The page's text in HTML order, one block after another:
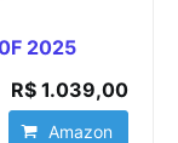
2025
R$ 1.039,00
Amazon